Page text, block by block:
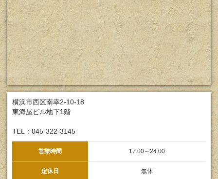
横浜市西区南幸2-10-18
東海屋ビル地下1階
TEL：045-322-3145
営業時間 17:00～24:00
定休日 無休